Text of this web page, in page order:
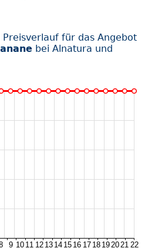
für das Angebot
bei Alnatura und